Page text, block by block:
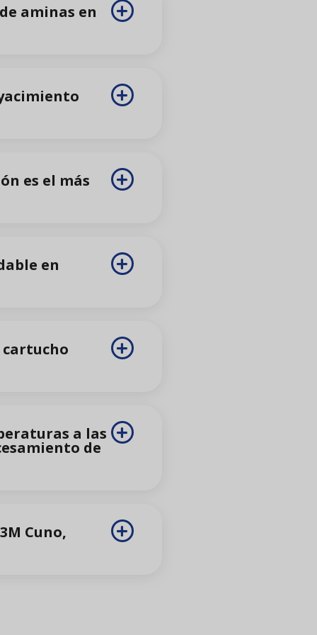
aminas en
es el más
en
a las
de
Cuno,